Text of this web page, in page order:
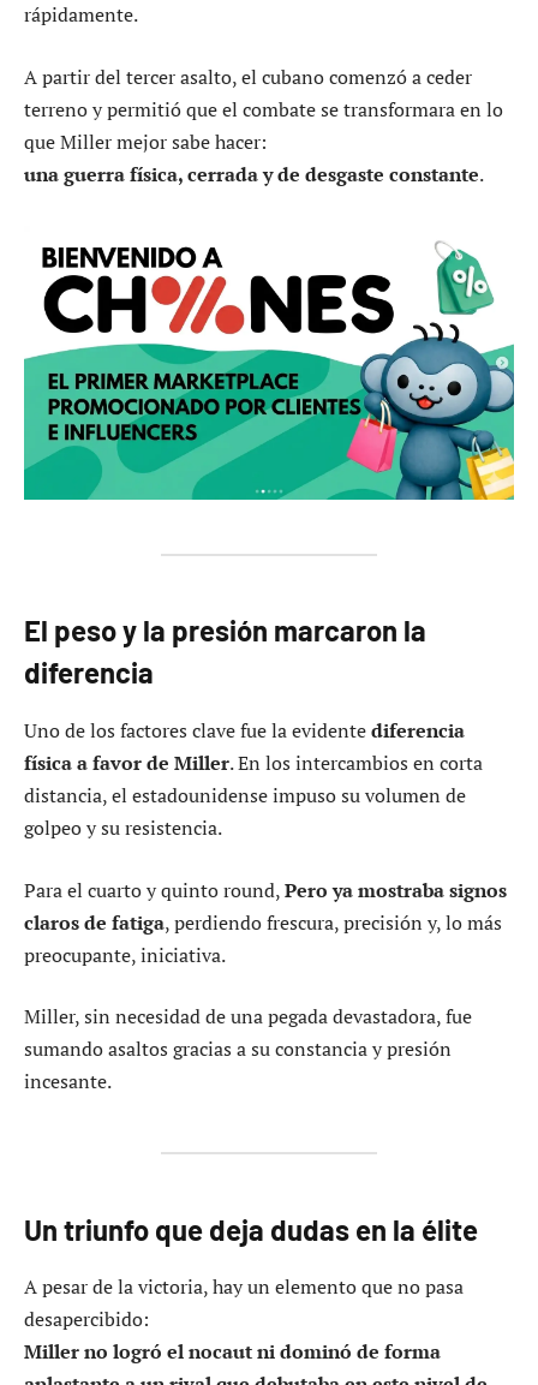
rápidamente.
A partir del tercer asalto, el cubano comenzó a ceder
terreno y permitió que el combate se transformara en lo
que Miller mejor sabe hacer:
una guerra física, cerrada y de desgaste constante.
El peso y la presión marcaron la
diferencia
Uno de los factores clave fue la evidentediferencia
física a favor de Miller. En los intercambios en corta
distancia, el estadounidense impuso su volumen de
golpeo y su resistencia.
Para el cuarto y quinto round,Pero ya mostraba signos
claros de fatiga, perdiendo frescura, precisión y, lo más
preocupante, iniciativa.
Miller, sin necesidad de una pegada devastadora, fue
sumando asaltos gracias a su constancia y presión
incesante.
Un triunfo que deja dudas en la élite
A pesar de la victoria, hay un elemento que no pasa
desapercibido:
Miller no logró el nocaut ni dominó de forma